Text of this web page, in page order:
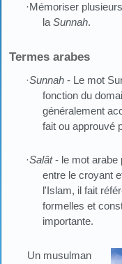
·Mémoriser
la Sunnah.
Termes arabes
·Sunnah - Le mot
fonction du
généralement
fait ou approuvé
·Salât- le mot arabe
entre le croyant
l'Islam, il fait
formelles et
importante.
Un musulman